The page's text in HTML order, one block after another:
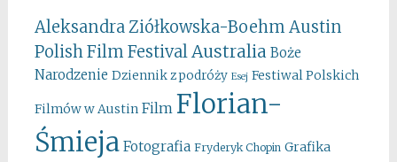
Aleksandra Ziółkowska-Boehm Austin
Polish Film FestivalAustralia Boże
Narodzenie Dziennik z podróży Esej Festiwal Polskich
Filmów w Austin Film Florian-
Śmieja Fotografia Fryderyk Chopin Grafika